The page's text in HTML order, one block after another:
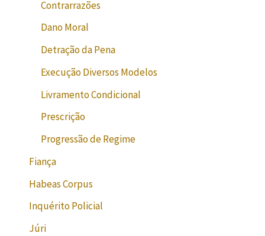
Contrarrazões
Dano Moral
Detração da Pena
Execução Diversos Modelos
Livramento Condicional
Prescrição
Progressão de Regime
Fiança
Habeas Corpus
Inquérito Policial
Júri